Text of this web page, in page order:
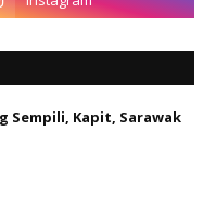
Sempili, Kapit, Sarawak